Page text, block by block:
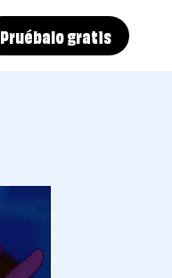
Pruébalo gratis